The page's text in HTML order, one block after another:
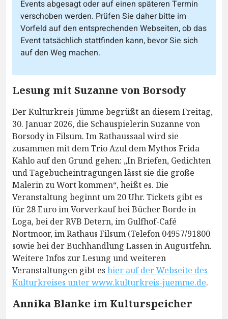
Events abgesagt oder auf einen späteren Termin
verschoben werden. Prüfen Sie daher bitte im
Vorfeld auf den entsprechenden Webseiten, ob das
Event tatsächlich stattfinden kann, bevor Sie sich
auf den Weg machen.
Lesung mit Suzanne von Borsody
Der Kulturkreis Jümme begrüßt an diesem Freitag,
30. Januar 2026, die Schauspielerin Suzanne von
Borsody in Filsum. Im Rathaussaal wird sie
zusammen mit dem Trio Azul dem Mythos Frida
Kahlo auf den Grund gehen: „In Briefen, Gedichten
und Tagebucheintragungen lässt sie die große
Malerin zu Wort kommen“, heißt es. Die
Veranstaltung beginnt um 20 Uhr. Tickets gibt es
für 28 Euro im Vorverkauf bei Bücher Borde in
Loga, bei der RVB Detern, im Gulfhof-Café
Nortmoor, im Rathaus Filsum (Telefon 04957/91800
sowie bei der Buchhandlung Lassen in Augustfehn.
Weitere Infos zur Lesung und weiteren
Veranstaltungen gibt es hier auf der Webseite des
Kulturkreises unter www.kulturkreis-juemme.de.
Annika Blanke im Kulturspeicher